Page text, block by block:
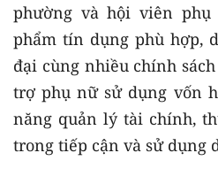
phường và hội viên
phẩm tín dụng phù hợp,
đại cùng nhiều chính
trợ phụ nữ sử dụng vốn
năng quản lý tài chính,
trong tiếp cận và sử dụng